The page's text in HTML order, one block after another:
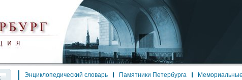
Энциклопедический словарь Памятники Петербурга